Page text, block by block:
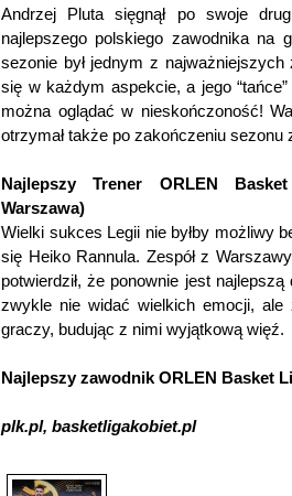
Andrzej Pluta sięgnął po swoje
najlepszego polskiego zawodnika na
sezonie był jednym z najważniejszych
się w każdym aspekcie, a jego
można oglądać w nieskończoność!
otrzymał także po zakończeniu sezonu
Najlepszy Trener ORLEN
Warszawa)
Wielki sukces Legii nie byłby możliwy
się Heiko Rannula. Zespół z
potwierdził, że ponownie jest
zwykle nie widać wielkich emocji,
graczy, budując z nimi wyjątkową więź.
Najlepszy zawodnik ORLEN Basket
plk.pl, basketligakobiet.pl